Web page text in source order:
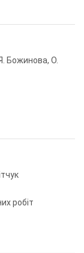
Божинова, О.
робіт